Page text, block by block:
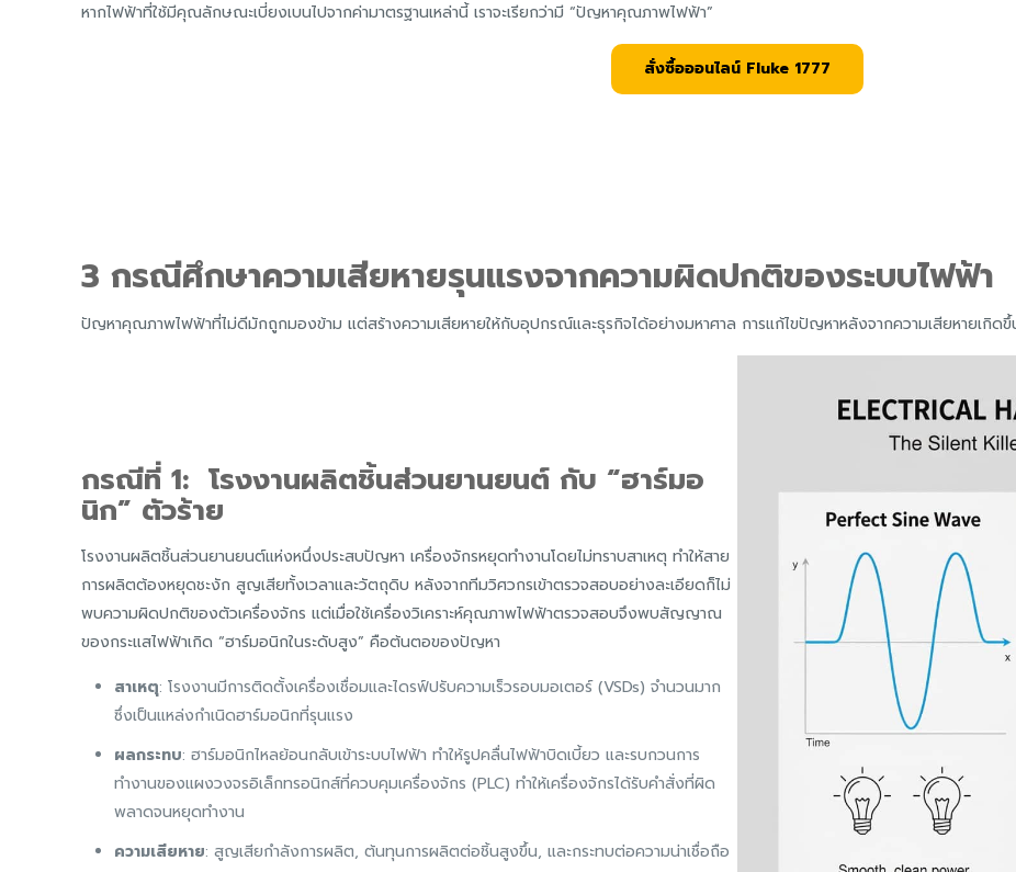
หากไฟฟ้าที่ใช้มีคุณลักษณะเบี่ยงเบนไปจากค่ามาตรฐานเหล่านี้ เราจะเรียกว่ามี “ปัญหาคุณภาพไฟฟ้า”
สั่งซื้อออนไลน์ Fluke 1777
3 กรณีศึกษาความเสียหายรุนแรงจากความผิดปกติของระบบไฟฟ้า
ปัญหาคุณภาพไฟฟ้าที่ไม่ดีมักถูกมองข้าม แต่สร้างความเสียหายให้กับอุปกรณ์และธุรกิจได้อย่างมหาศาล การแก้ไขปัญหาหลังจากความเสียหายเกิด
กรณีที่ 1: โรงงานผลิตชิ้นส่วนยานยนต์ กับ “ฮาร์มอ
นิก” ตัวร้าย
โรงงานผลิตชิ้นส่วนยานยนต์แห่งหนึ่งประสบปัญหา เครื่องจักรหยุดทำงานโดยไม่ทราบสาเหตุ ทำให้สาย
การผลิตต้องหยุดชะงัก สูญเสียทั้งเวลาและวัตถุดิบ หลังจากทีมวิศวกรเข้าตรวจสอบอย่างละเอียดก็ไม่
พบความผิดปกติของตัวเครื่องจักร แต่เมื่อใช้เครื่องวิเคราะห์คุณภาพไฟฟ้าตรวจสอบจึงพบสัญญาณ
ของกระแสไฟฟ้าเกิด “ฮาร์มอนิกในระดับสูง” คือต้นตอของปัญหา
สาเหตุ: โรงงานมีการติดตั้งเครื่องเชื่อมและไดรฟ์ปรับความเร็วรอบมอเตอร์ (VSDs) จำนวนมาก
ซึ่งเป็นแหล่งกำเนิดฮาร์มอนิกที่รุนแรง
ผลกระทบ: ฮาร์มอนิกไหลย้อนกลับเข้าระบบไฟฟ้า ทำให้รูปคลื่นไฟฟ้าบิดเบี้ยว และรบกวนการ
ทำงานของแผงวงจรอิเล็กทรอนิกส์ที่ควบคุมเครื่องจักร (PLC) ทำให้เครื่องจักรได้รับคำสั่งที่ผิด
พลาดจนหยุดทำงาน
ความเสียหาย: สูญเสียกำลังการผลิต, ต้นทุนการผลิตต่อชิ้นสูงขึ้น, และกระทบต่อความน่าเชื่อถือ